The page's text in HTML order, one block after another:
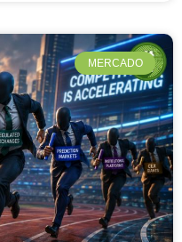
MERCADO